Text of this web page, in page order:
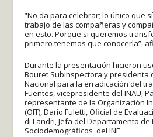
“No da para celebrar; lo único que
trabajo de las compañeras y
en esto. Porque si queremos
primero tenemos que conocerla”,
Durante la presentación hicieron
Bouret Subinspectora y presidenta
Nacional para la erradicación del
Fuentes, vicepresidente del INAU;
representante de la Organización
(OIT), Darío Fuletti, Oficial de
di Landri, Jefa del Departamento de
Sociodemográficos del INE.